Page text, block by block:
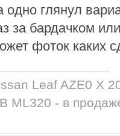
одно глянул
за бардачком
фоток каких
Leaf AZE0 X
ML320 - в